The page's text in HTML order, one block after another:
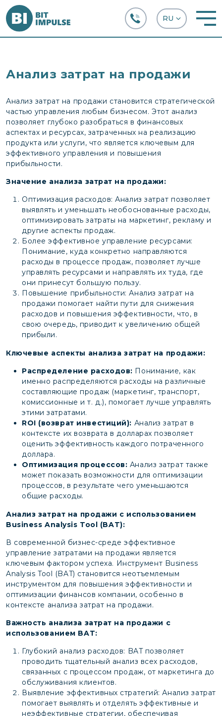
Анализ затрат на продажи
Анализ затрат на продажи становится стратегической
частью управления любым бизнесом. Этот анализ
позволяет глубоко разобраться в финансовых
аспектах и ресурсах, затраченных на реализацию
продукта или услуги, что является ключевым для
эффективного управления и повышения
прибыльности.
Значение анализа затрат на продажи:
Оптимизация расходов: Анализ затрат позволяет
выявлять и уменьшать необоснованные расходы,
оптимизировать затраты на маркетинг, рекламу и
другие аспекты продаж.
Более эффективное управление ресурсами:
Понимание, куда конкретно направляются
расходы в процессе продаж, позволяет лучше
управлять ресурсами и направлять их туда, где
они принесут большую пользу.
Повышение прибыльности: Анализ затрат на
продажи помогает найти пути для снижения
расходов и повышения эффективности, что, в
свою очередь, приводит к увеличению общей
прибыли.
Ключевые аспекты анализа затрат на продажи:
Распределение расходов: Понимание, как
именно распределяются расходы на различные
составляющие продаж (маркетинг, транспорт,
комиссионные и т. д.), помогает лучше управлять
этими затратами.
ROI (возврат инвестиций): Анализ затрат в
контексте их возврата в долларах позволяет
оценить эффективность каждого потраченного
доллара.
Оптимизация процессов: Анализ затрат также
может показать возможности для оптимизации
процессов, в результате чего уменьшаются
общие расходы.
Анализ затрат на продажи с использованием
Business Analysis Tool (BAT):
В современной бизнес-среде эффективное
управление затратами на продажи является
ключевым фактором успеха. Инструмент Business
Analysis Tool (BAT) становится неотъемлемым
инструментом для повышения эффективности и
оптимизации финансов компании, особенно в
контексте анализа затрат на продажи.
Важность анализа затрат на продажи с
использованием BAT:
Глубокий анализ расходов: BAT позволяет
проводить тщательный анализ всех расходов,
связанных с процессом продаж, от маркетинга до
обслуживания клиентов.
Выявление эффективных стратегий: Анализ затрат
помогает выявлять и отделять эффективные и
неэффективные стратегии, обеспечивая